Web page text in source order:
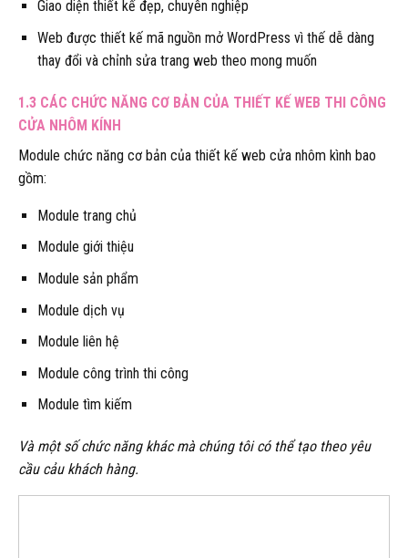
Giao diện thiết kế đẹp, chuyên nghiệp
Web được thiết kế mã nguồn mở WordPress vì thế dễ dàng
thay đổi và chỉnh sửa trang web theo mong muốn
1.3 CÁC CHỨC NĂNG CƠ BẢN CỦA THIẾT KẾ WEB THI CÔNG
CỬA NHÔM KÍNH
Module chức năng cơ bản của thiết kế web cửa nhôm kình bao
gồm:
Module trang chủ
Module giới thiệu
Module sản phẩm
Module dịch vụ
Module liên hệ
Module công trình thi công
Module tìm kiếm
Và một số chức năng khác mà chúng tôi có thể tạo theo yêu
cầu cảu khách hàng.